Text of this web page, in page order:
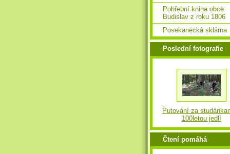
Pohřební kniha obce
Budislav z roku 1806
Posekanecká sklárna
Poslední fotografie
Putování za
100letou jedlí
Čtení pomáhá